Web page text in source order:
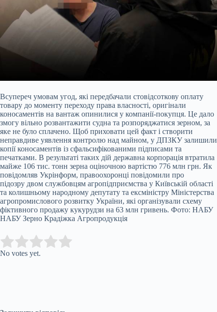
Всупереч умовам угод, які передбачали стовідсоткову оплату
товару до моменту переходу права власності, оригінали
коносаментів на вантаж опинилися у компанії-покупця. Це дало
змогу вільно розвантажити судна та розпоряджатися зерном, за
яке не було сплачено. Щоб приховати цей факт і створити
неправдиве уявлення контролю над майном, у ДПЗКУ залишили
копії коносаментів із сфальсифікованими підписами та
печатками. В результаті таких дій державна корпорація втратила
майже 106 тис. тонн зерна оціночною вартістю 776 млн грн. Як
повідомляв Укрінформ, правоохоронці повідомили про
підозру двом службовцям агропідприємства у Київській області
та колишньому народному депутату та ексміністру Міністерства
агропромислового розвитку України, які організували схему
фіктивного продажу кукурудзи на 63 млн гривень. Фото: НАБУ
НАБУ Зерно Крадіжка Агропродукція
Rate this item:
No votes yet.